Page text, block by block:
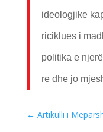
ideologjike
riciklues i
politika e
re dhe jo
← Artikulli i